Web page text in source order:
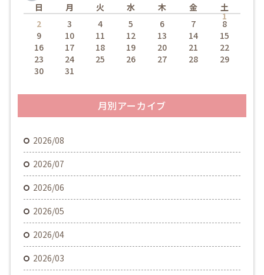
日
月 火 水 木 金 土
1
2 3 4 5 6 7
8
9
10 11 12 13 14
15
16
17 18 19 20 21
22
23
24 25 26 27 28
29
30
31
月別アーカイブ
2026/08
2026/07
2026/06
2026/05
2026/04
2026/03